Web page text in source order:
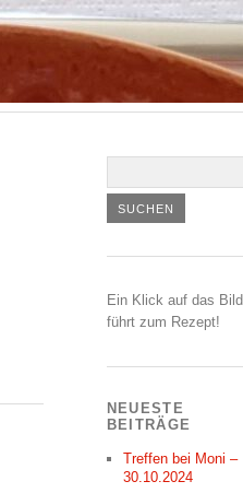
Ein Klick auf das Bild
führt zum Rezept!
NEUESTE
BEITRÄGE
Treffen bei Moni –
30.10.2024